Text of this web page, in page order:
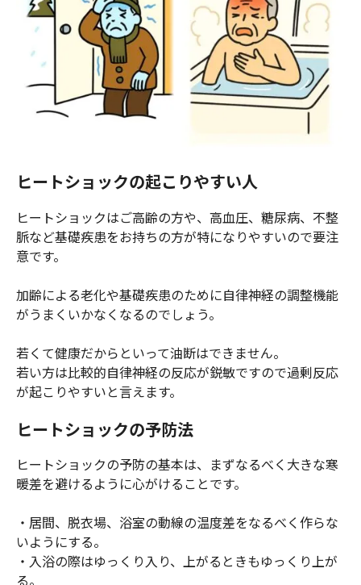
ヒートショックの起こりやすい人
ヒートショックはご高齢の方や、高血圧、糖尿病、不整
脈など基礎疾患をお持ちの方が特になりやすいので要注
意です。
加齢による老化や基礎疾患のために自律神経の調整機能
がうまくいかなくなるのでしょう。
若くて健康だからといって油断はできません。
若い方は比較的自律神経の反応が鋭敏ですので過剰反応
が起こりやすいと言えます。
ヒートショックの予防法
ヒートショックの予防の基本は、まずなるべく大きな寒
暖差を避けるように心がけることです。
・居間、脱衣場、浴室の動線の温度差をなるべく作らな
いようにする。
・入浴の際はゆっくり入り、上がるときもゆっくり上が
る。